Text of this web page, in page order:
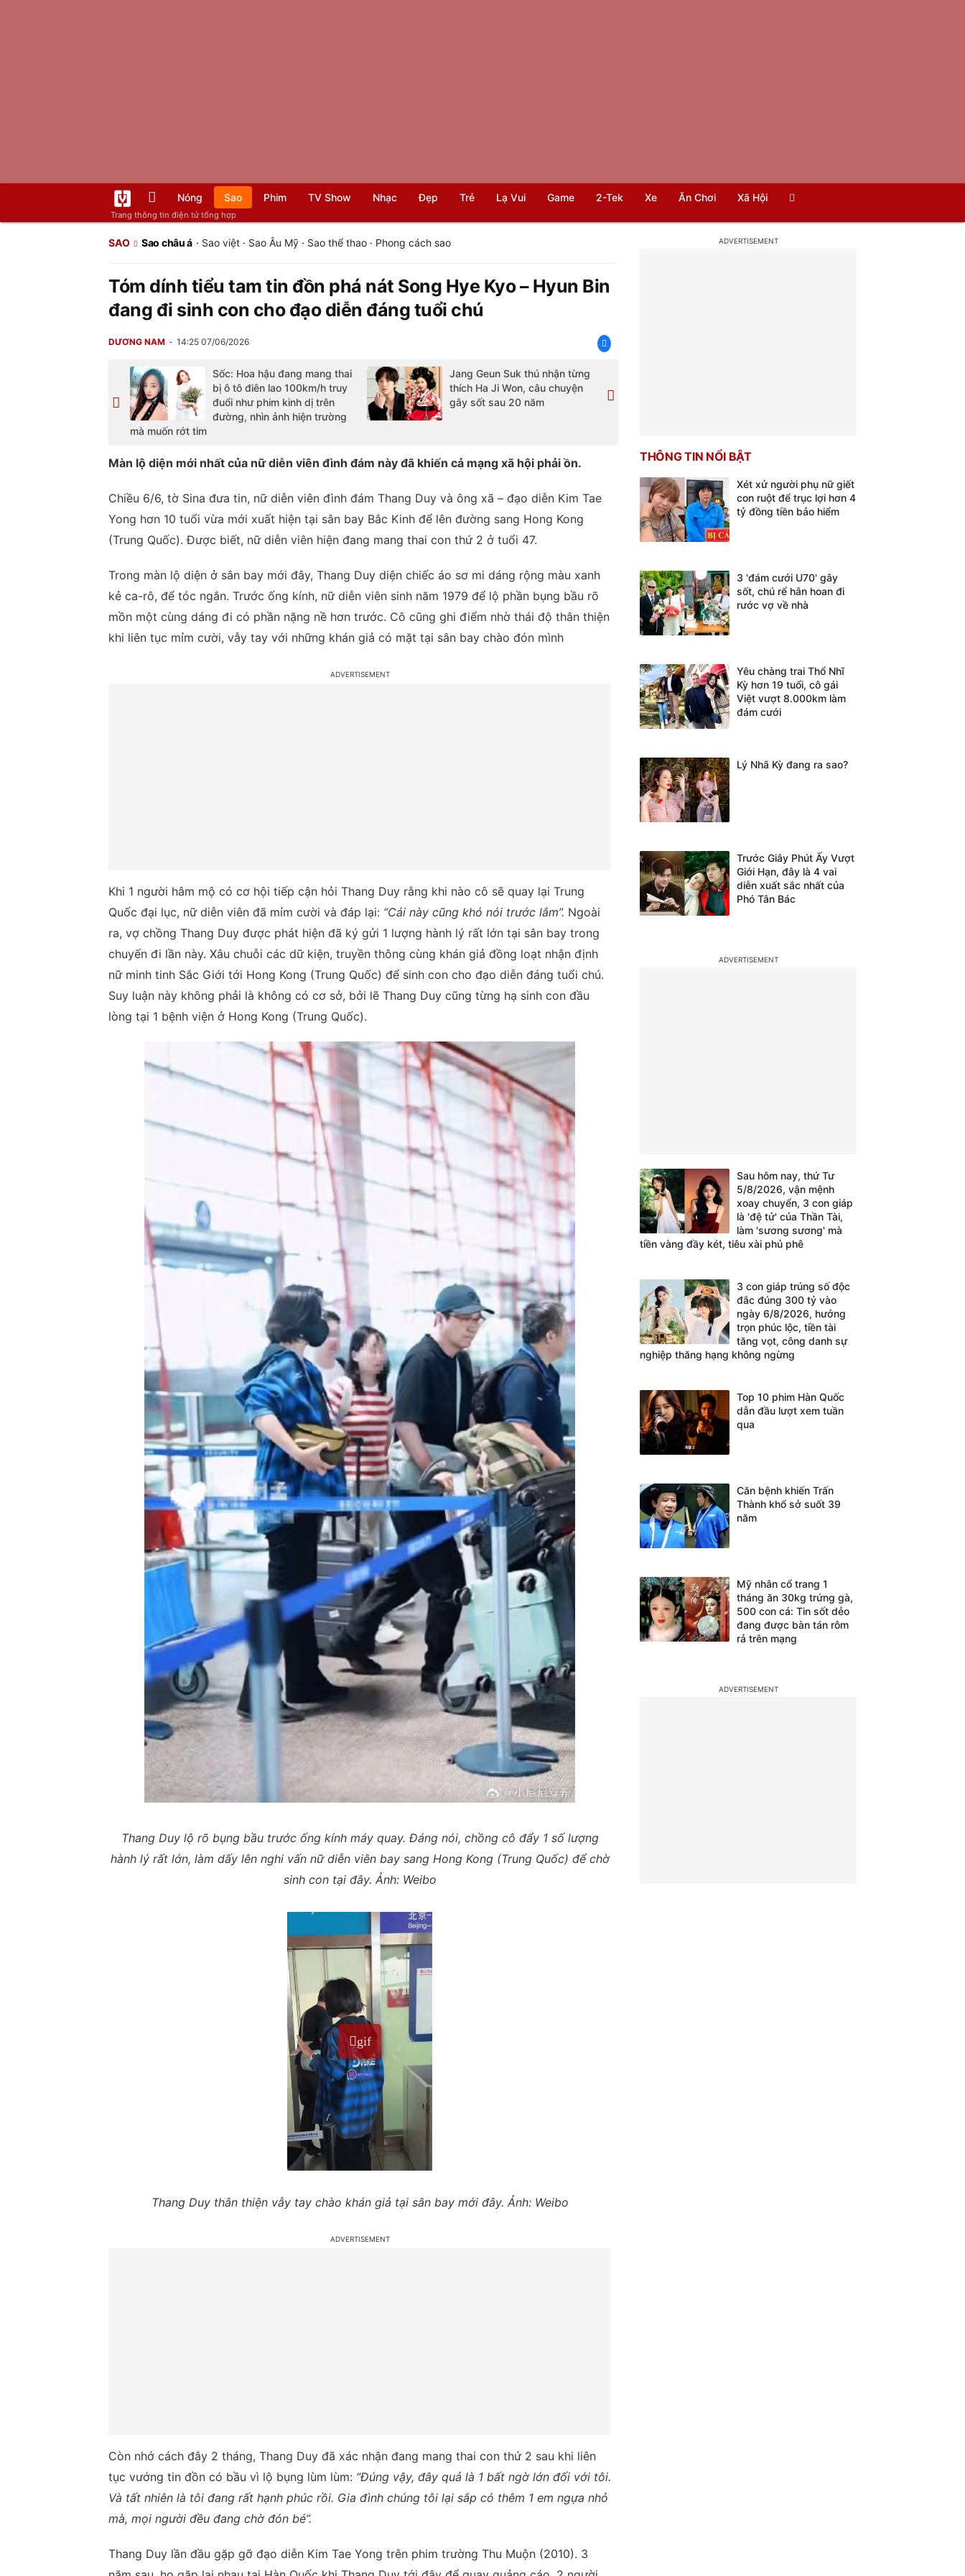
Trang thông tin điện tử tổng hợp
Nóng Sao Phim TV Show Nhạc Đẹp Trẻ Lạ Vui Game 2-Tek Xe Ăn Chơi Xã Hội
SAO Sao châu á · Sao việt · Sao Âu Mỹ · Sao thể thao · Phong cách sao
Tóm dính tiểu tam tin đồn phá nát Song Hye Kyo – Hyun Bin
đang đi sinh con cho đạo diễn đáng tuổi chú
DƯƠNG NAM 14:25 07/06/2026
Sốc: Hoa hậu đang mang thai
bị ô tô điên lao 100km/h truy
đuổi như phim kinh dị trên
đường, nhìn ảnh hiện trường
mà muốn rớt tim
Jang Geun Suk thú nhận từng
thích Ha Ji Won, câu chuyện
gây sốt sau 20 năm
Màn lộ diện mới nhất của nữ diễn viên đình đám này đã khiến cả mạng xã hội phải ồn.
Chiều 6/6, tờ Sina đưa tin, nữ diễn viên đình đám Thang Duy và ông xã – đạo diễn Kim Tae
Yong hơn 10 tuổi vừa mới xuất hiện tại sân bay Bắc Kinh để lên đường sang Hong Kong
(Trung Quốc). Được biết, nữ diễn viên hiện đang mang thai con thứ 2 ở tuổi 47.
Trong màn lộ diện ở sân bay mới đây, Thang Duy diện chiếc áo sơ mi dáng rộng màu xanh
kẻ ca-rô, để tóc ngắn. Trước ống kính, nữ diễn viên sinh năm 1979 để lộ phần bụng bầu rõ
mồn một cùng dáng đi có phần nặng nề hơn trước. Cô cũng ghi điểm nhờ thái độ thân thiện
khi liên tục mỉm cười, vẫy tay với những khán giả có mặt tại sân bay chào đón mình
Khi 1 người hâm mộ có cơ hội tiếp cận hỏi Thang Duy rằng khi nào cô sẽ quay lại Trung
Quốc đại lục, nữ diễn viên đã mỉm cười và đáp lại: “Cái này cũng khó nói trước lắm”. Ngoài
ra, vợ chồng Thang Duy được phát hiện đã ký gửi 1 lượng hành lý rất lớn tại sân bay trong
chuyến đi lần này. Xâu chuỗi các dữ kiện, truyền thông cùng khán giả đồng loạt nhận định
nữ minh tinh Sắc Giới tới Hong Kong (Trung Quốc) để sinh con cho đạo diễn đáng tuổi chú.
Suy luận này không phải là không có cơ sở, bởi lẽ Thang Duy cũng từng hạ sinh con đầu
lòng tại 1 bệnh viện ở Hong Kong (Trung Quốc).
Thang Duy lộ rõ bụng bầu trước ống kính máy quay. Đáng nói, chồng cô đẩy 1 số lượng
hành lý rất lớn, làm dấy lên nghi vấn nữ diễn viên bay sang Hong Kong (Trung Quốc) để chờ
sinh con tại đây. Ảnh: Weibo
Thang Duy thân thiện vẫy tay chào khán giả tại sân bay mới đây. Ảnh: Weibo
Còn nhớ cách đây 2 tháng, Thang Duy đã xác nhận đang mang thai con thứ 2 sau khi liên
tục vướng tin đồn có bầu vì lộ bụng lùm lùm: “Đúng vậy, đây quả là 1 bất ngờ lớn đối với tôi.
Và tất nhiên là tôi đang rất hạnh phúc rồi. Gia đình chúng tôi lại sắp có thêm 1 em ngựa nhỏ
mà, mọi người đều đang chờ đón bé”.
Thang Duy lần đầu gặp gỡ đạo diễn Kim Tae Yong trên phim trường Thu Muộn (2010). 3
THÔNG TIN NỔI BẬT
Xét xử người phụ nữ giết
con ruột để trục lợi hơn 4
tỷ đồng tiền bảo hiểm
3 'đám cưới U70' gây
sốt, chú rể hân hoan đi
rước vợ về nhà
Yêu chàng trai Thổ Nhĩ
Kỳ hơn 19 tuổi, cô gái
Việt vượt 8.000km làm
đám cưới
Lý Nhã Kỳ đang ra sao?
Trước Giây Phút Ấy Vượt
Giới Hạn, đây là 4 vai
diễn xuất sắc nhất của
Phó Tân Bác
Sau hôm nay, thứ Tư
5/8/2026, vận mệnh
xoay chuyển, 3 con giáp
là 'đệ tử' của Thần Tài,
làm 'sương sương' mà
tiền vàng đầy két, tiêu xài phủ phê
3 con giáp trúng số độc
đắc đúng 300 tỷ vào
ngày 6/8/2026, hưởng
trọn phúc lộc, tiền tài
tăng vọt, công danh sự
nghiệp thăng hạng không ngừng
Top 10 phim Hàn Quốc
dẫn đầu lượt xem tuần
qua
Căn bệnh khiến Trấn
Thành khổ sở suốt 39
năm
Mỹ nhân cổ trang 1
tháng ăn 30kg trứng gà,
500 con cá: Tin sốt dẻo
đang được bàn tán rôm
rả trên mạng